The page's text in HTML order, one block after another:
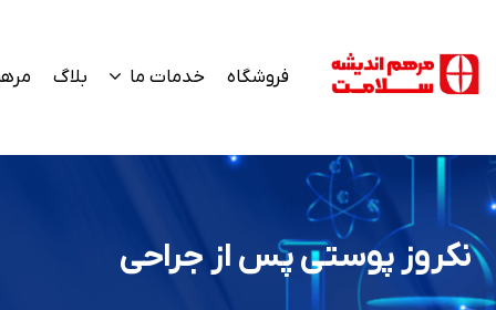
فروشگاه خدمات ما بلاگ
نکروز پوستی پس از جراحی